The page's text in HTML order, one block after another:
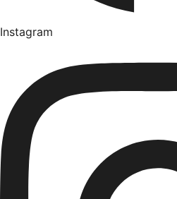
Instagram